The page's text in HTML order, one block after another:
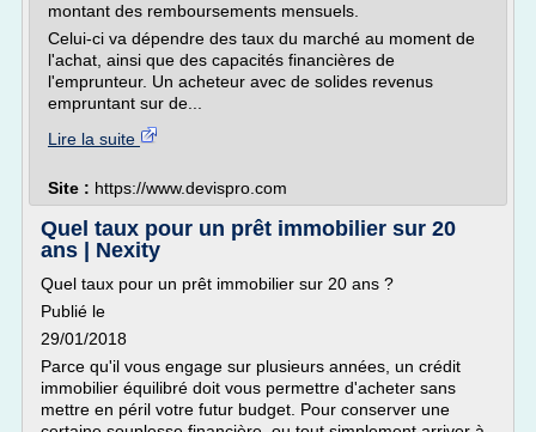
montant des remboursements mensuels.
Celui-ci va dépendre des taux du marché au moment de
l'achat, ainsi que des capacités financières de
l'emprunteur. Un acheteur avec de solides revenus
empruntant sur de...
Lire la suite
Site : https://www.devispro.com
Quel taux pour un prêt immobilier sur 20
ans | Nexity
Quel taux pour un prêt immobilier sur 20 ans ?
Publié le
29/01/2018
Parce qu'il vous engage sur plusieurs années, un crédit
immobilier équilibré doit vous permettre d'acheter sans
mettre en péril votre futur budget. Pour conserver une